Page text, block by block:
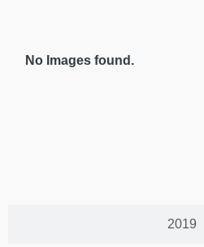
2019
No Images found.